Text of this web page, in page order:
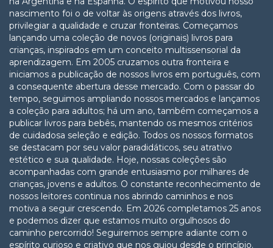
nascimento foi o de voltar às origens através dos livros,
privilegiar a qualidade e cruzar fronteiras. Começamos
lançando uma coleção de novos (originais) livros para
crianças, inspirados em um conceito multissensorial da
aprendizagem. Em 2005 cruzamos outra fronteira e
iniciamos a publicação de nossos livros em português, com
a consequente abertura desse mercado. Com o passar do
tempo, seguimos ampliando nossos mercados e lançamos
a coleção para adultos; há um ano, também começamos a
publicar livros para bebês, mantendo os mesmos critérios
de cuidadosa seleção e edição. Todos os nossos formatos
se destacam por seu valor paradidáticos, seu atrativo
estético e sua qualidade. Hoje, nossas coleções são
acompanhadas com grande entusiasmo por milhares de
crianças, jovens e adultos. O constante reconhecimento de
nossos leitores continua nos abrindo caminhos e nos
motiva a seguir crescendo. Em 2026 completamos 25 anos
e podemos dizer que estamos muito orgulhosos do
caminho percorrido! Seguiremos sempre adiante com o
espírito curioso e criativo que nos guiou desde o princípio.